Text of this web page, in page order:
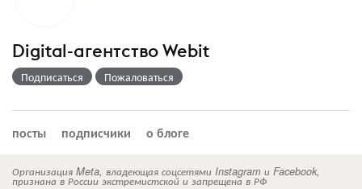
Digital-агентство Webit
Подписаться Пожаловаться
посты подписчики о блоге
Организация Meta, владеющая соцсетями Instagram и Facebook,
признана в России экстремистской и запрещена в РФ